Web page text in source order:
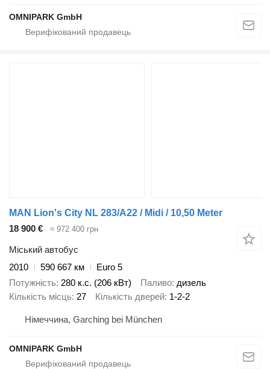
OMNIPARK GmbH
MAN Lion's City NL 283/A22 / Midi / 10,50 Meter
18 900 €
≈ 972 400 грн
Міський автобус
2010
590 667 км
Euro 5
Потужність 280 к.с. (206 кВт) Паливо дизель
Кількість місць 27 Кількість дверей 1-2-2
Німеччина, Garching bei München
OMNIPARK GmbH